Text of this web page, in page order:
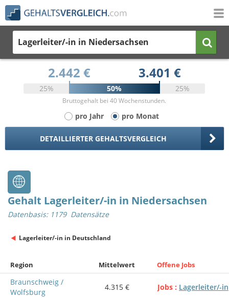
Lagerleiter/-in in Niedersachsen
2.442 € 3.401 €
25% 50% 25%
Bruttogehalt bei 40 Wochenstunden.
pro Jahr pro Monat
DETAILLIERTER GEHALTSVERGLEICH
Gehalt Lagerleiter/-in in Niedersachsen
Datenbasis: 1179 Datensätze
Lagerleiter/-in in Deutschland
Region Mittelwert Offene Jobs
Braunschweig /
Wolfsburg
4.315 € Jobs Lagerleiter/-in